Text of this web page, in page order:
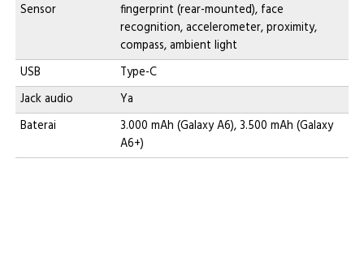
Sensor
fingerprint (rear-mounted), face
recognition, accelerometer, proximity,
compass, ambient light
USB
Type-C
Jack audio
Ya
Baterai
3.000 mAh (Galaxy A6), 3.500 mAh (Galaxy
A6+)